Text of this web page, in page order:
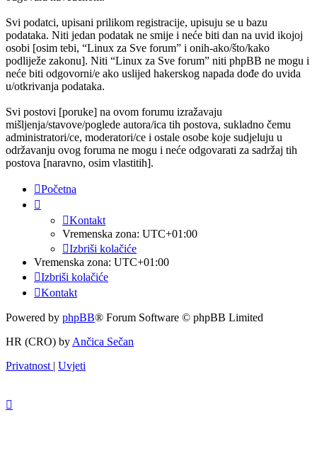
Svi podatci, upisani prilikom registracije, upisuju se u bazu
podataka. Niti jedan podatak ne smije i neće biti dan na uvid ikojoj
osobi [osim tebi, “Linux za Sve forum” i onih-ako/što/kako
podliježe zakonu]. Niti “Linux za Sve forum” niti phpBB ne mogu i
neće biti odgovorni/e ako uslijed hakerskog napada dođe do uvida
u/otkrivanja podataka.
Svi postovi [poruke] na ovom forumu izražavaju
mišljenja/stavove/poglede autora/ica tih postova, sukladno čemu
administratori/ce, moderatori/ce i ostale osobe koje sudjeluju u
održavanju ovog foruma ne mogu i neće odgovarati za sadržaj tih
postova [naravno, osim vlastitih].
Početna
Kontakt
Vremenska zona: UTC+01:00
Izbriši kolačiće
Vremenska zona: UTC+01:00
Izbriši kolačiće
Kontakt
Powered by phpBB® Forum Software © phpBB Limited
HR (CRO) by Ančica Sečan
Privatnost | Uvjeti